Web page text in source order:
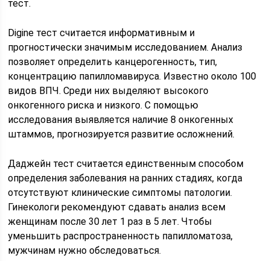
тест.
Digine тест считается информативным и
прогностически значимым исследованием. Анализ
позволяет определить канцерогенность, тип,
концентрацию папилломавируса. Известно около 100
видов ВПЧ. Среди них выделяют высокого
онкогенного риска и низкого. С помощью
исследования выявляется наличие 8 онкогенных
штаммов, прогнозируется развитие осложнений.
Даджейн тест считается единственным способом
определения заболевания на ранних стадиях, когда
отсутствуют клинические симптомы патологии.
Гинекологи рекомендуют сдавать анализ всем
женщинам после 30 лет 1 раз в 5 лет. Чтобы
уменьшить распространенность папилломатоза,
мужчинам нужно обследоваться.